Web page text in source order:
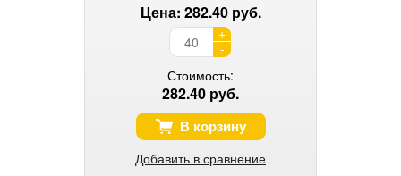
Цена: 282.40 руб.
+
-
Стоимость:
282.40 руб.
В корзину
Добавить в сравнение